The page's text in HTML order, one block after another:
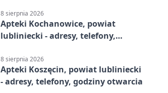
8 sierpnia 2026
Apteki Kochanowice, powiat
lubliniecki - adresy, telefony,
8 sierpnia 2026
Apteki Koszęcin, powiat lubliniecki
- adresy, telefony, godziny otwarcia